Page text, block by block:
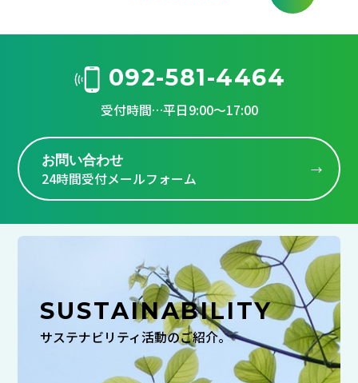
092-581-4464
受付時間…平日9:00～17:00
お問い合わせ
24時間受付メールフォーム
SUSTAINABILITY
サステナビリティ活動のご紹介。